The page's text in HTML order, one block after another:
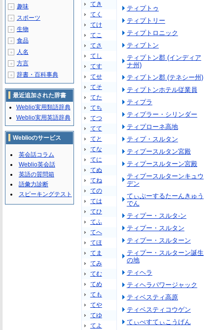
てき
てく
てけ
てこ
てさ
てし
てす
てせ
てそ
てた
てち
てつ
てて
てと
てな
てに
てぬ
てね
ての
ては
てひ
てふ
てへ
てほ
てま
てみ
てむ
てめ
ても
てや
てゆ
てよ
ティプトゥ
ティプトリー
ティプトロニック
ティプトン
ティプトン郡 (インディア
ナ州)
ティプトン郡 (テネシー州)
ティプトンホテル従業員
ティプラ
ティプラー・シリンダー
ティプローネ高地
ティプ・スルタン
ティプースルタン宮殿
ティプースルターン宮殿
ティプースルターンキュウ
デン
てぃぷーするたーんきゅう
でん
ティプー・スルタ-ン
ティプー・スルタン
ティプー・スルターン
ティプー・スルターン誕生
の地
ティヘラ
ティヘラパワージャック
ティベスティ高原
ティベスティコウゲン
てぃべすてぃこうげん
＋ 趣味
＋ スポーツ
＋ 生物
＋ 食品
＋ 人名
＋ 方言
＋ 辞書・百科事典
最近追加された辞書
Weblio実用類語辞典
Weblio実用英語辞典
Weblioのサービス
英会話コラム
Weblio英会話
英語の質問箱
語彙力診断
スピーキングテスト